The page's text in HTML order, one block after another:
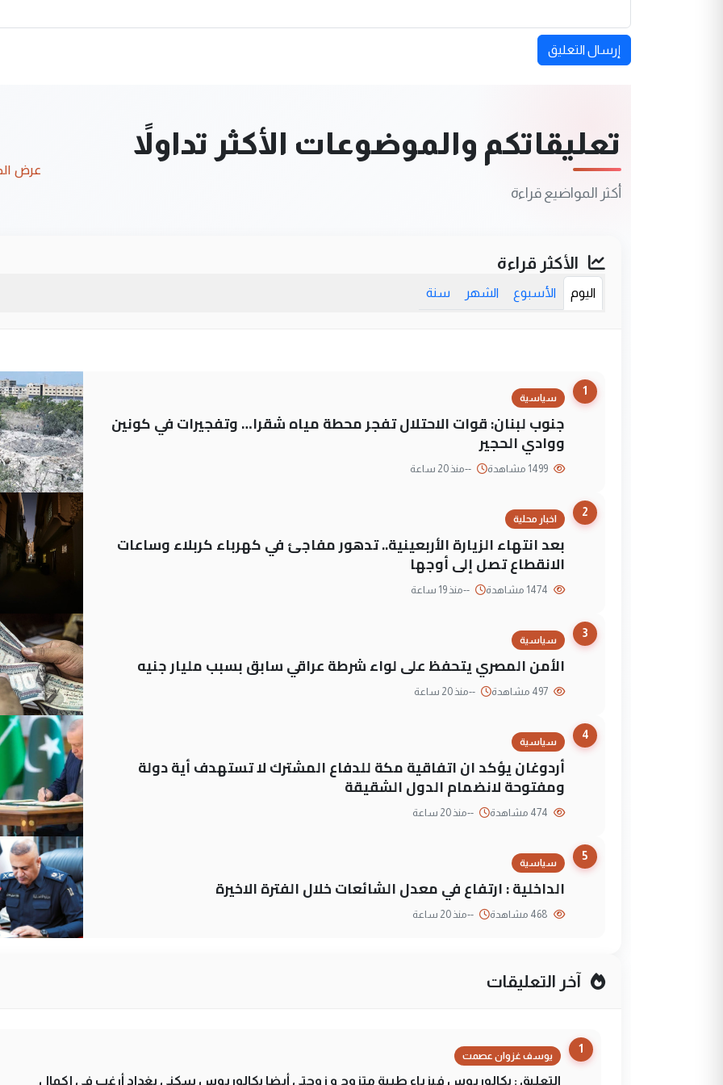
إرسال التعليق
تعليقاتكم والموضوعات الأكثر تداولاً
أكثر المواضيع قراءة
عرض
الأكثر قراءة
اليوم الأسبوع الشهر سنة
1
سياسية
جنوب لبنان: قوات الاحتلال تفجر محطة مياه شقرا… وتفجيرات في كونين
ووادي الحجير
--منذ 20 ساعة
2
اخبار محلية
بعد انتهاء الزيارة الأربعينية.. تدهور مفاجئ في كهرباء كربلاء وساعات
الانقطاع تصل إلى أوجها
--منذ 19 ساعة
3
سياسية
الأمن المصري يتحفظ على لواء شرطة عراقي سابق بسبب مليار جنيه
--منذ 20 ساعة
4
سياسية
أردوغان يؤكد ان اتفاقية مكة للدفاع المشترك لا تستهدف أية دولة
ومفتوحة لانضمام الدول الشقيقة
--منذ 20 ساعة
5
سياسية
الداخلية : ارتفاع في معدل الشائعات خلال الفترة الاخيرة
--منذ 20 ساعة
آخر التعليقات
1
يوسف غزوان عصمت
التعليق : بكالوريوس فيزياء طبية متزوج و زوجتي أيضا بكالوريوس سكني بغداد أرغب في إكمال